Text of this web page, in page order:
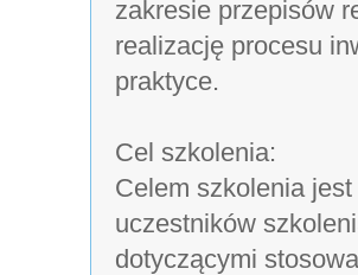
zakresie przepisów
realizację procesu
praktyce.
Cel szkolenia:
Celem szkolenia
uczestników
dotyczącymi